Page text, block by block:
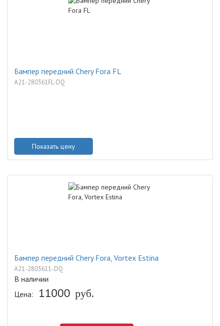
Бампер передний Chery Fora FL
A21-280361FL-DQ
Показать цену
Бампер передний Chery Fora, Vortex Estina
A21-2803611-DQ
В наличии
Цена:
11000 руб.